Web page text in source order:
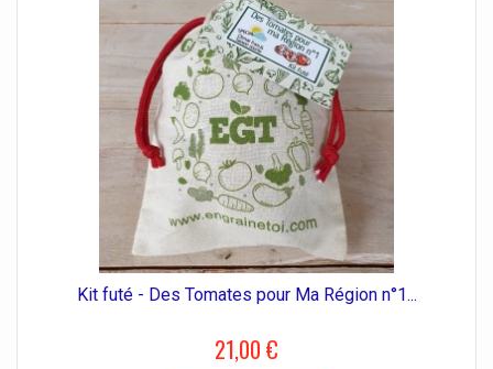
Kit futé - Des Tomates pour Ma Région n°1...
21,00 €